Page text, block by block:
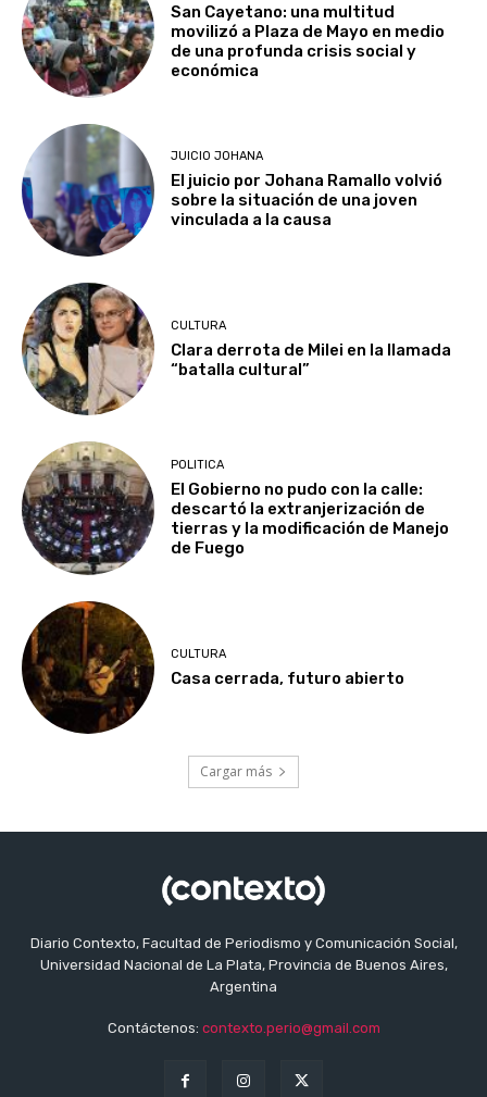
San Cayetano: una multitud
movilizó a Plaza de Mayo en medio
de una profunda crisis social y
económica
JUICIO JOHANA
El juicio por Johana Ramallo volvió
sobre la situación de una joven
vinculada a la causa
CULTURA
Clara derrota de Milei en la llamada
“batalla cultural”
POLITICA
El Gobierno no pudo con la calle:
descartó la extranjerización de
tierras y la modificación de Manejo
de Fuego
CULTURA
Casa cerrada, futuro abierto
Cargar más
Diario Contexto, Facultad de Periodismo y Comunicación Social,
Universidad Nacional de La Plata, Provincia de Buenos Aires,
Argentina
Contáctenos: contexto.perio@gmail.com